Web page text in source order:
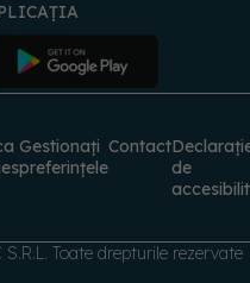
Gestionați
preferințele
Contact
de
Toate drepturile rezervate